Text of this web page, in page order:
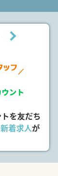
を友だち
新着求人が